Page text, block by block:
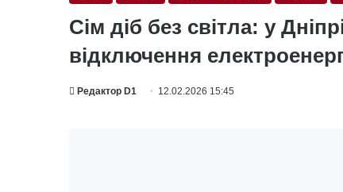
Сім діб без світла: у
відключення
Редактор D1 12.02.2026 15:45